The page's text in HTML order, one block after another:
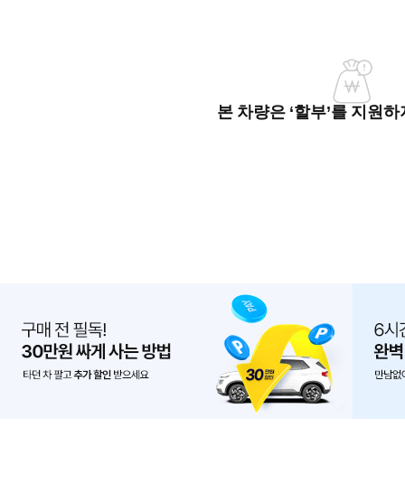
본 차량은 ‘할부’를 지원